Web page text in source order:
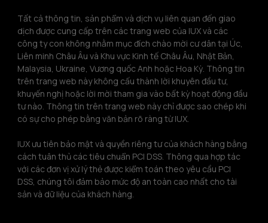
Tất cả thông tin, sản phẩm và dịch vụ liên quan đến giao
dịch được cung cấp trên các trang web của IUX và các
công ty con không nhằm mục đích chào mời cư dân tại Úc,
Liên minh Châu Âu và Khu vực Kinh tế Châu Âu, Nhật Bản,
Malaysia, Ukraine, Vương quốc Anh hoặc Hoa Kỳ. Thông tin
trên trang web này không cấu thành lời khuyên đầu tư,
khuyến nghị hoặc lời mời tham gia vào bất kỳ hoạt động đầu
tư nào. Thông tin trên trang web này chỉ được sao chép khi
có sự cho phép bằng văn bản rõ ràng từ IUX.
IUX ưu tiên bảo mật và quyền riêng tư của khách hàng bằng
cách tuân thủ các tiêu chuẩn PCI DSS. Thông qua hợp tác
với các đơn vị xử lý thẻ được kiểm toán theo yêu cầu PCI
DSS, chúng tôi đảm bảo mức độ an toàn cao nhất cho tài
sản và dữ liệu của khách hàng.